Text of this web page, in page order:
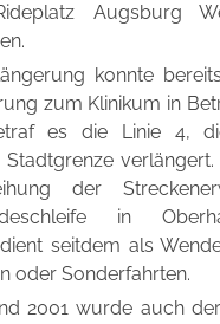
Augsburg
konnte
zum Klinikum in
es die Linie 4,
verlängert.
der
in
seitdem als
oder Sonderfahrten.
2001 wurde auch